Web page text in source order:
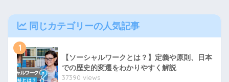
同じカテゴリーの人気記事
1
【ソーシャルワークとは？】定義や原則、日本
での歴史的変遷をわかりやすく解説
37390 views